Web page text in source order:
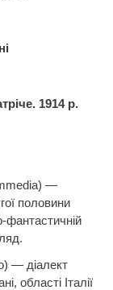
1914 р.
) —
половини
фантастичній
) — діалект
області Італії